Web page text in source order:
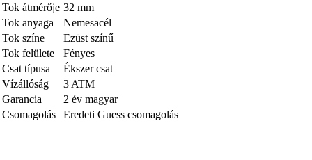
Tok átmérője 32 mm
Tok anyaga
Nemesacél
Tok színe
Ezüst színű
Tok felülete
Fényes
Csat típusa
Ékszer csat
Vízállóság
3 ATM
Garancia
2 év magyar
Csomagolás
Eredeti Guess csomagolás